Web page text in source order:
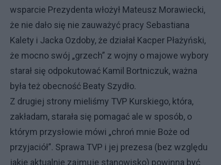
wsparcie Prezydenta włożył Mateusz Morawiecki,
że nie dało się nie zauważyć pracy Sebastiana
Kalety i Jacka Ozdoby, że działał Kacper Płażyński,
że mocno swój „grzech” z wojny o majowe wybory
starał się odpokutować Kamil Bortniczuk, ważna
była też obecność Beaty Szydło.
Z drugiej strony mieliśmy TVP Kurskiego, która,
zakładam, starała się pomagać ale w sposób, o
którym przysłowie mówi „chroń mnie Boże od
przyjaciół”. Sprawa TVP i jej prezesa (bez względu
jakie aktualnie zajmuje stanowisko) powinna być